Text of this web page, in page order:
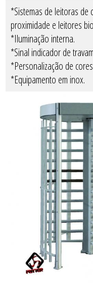
*Sistemas de leitoras de
proximidade e leitores
*Iluminação interna.
*Sinal indicador de
*Personalização de
*Equipamento em inox.